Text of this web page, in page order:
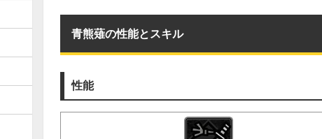
青熊薙の性能とスキル
性能